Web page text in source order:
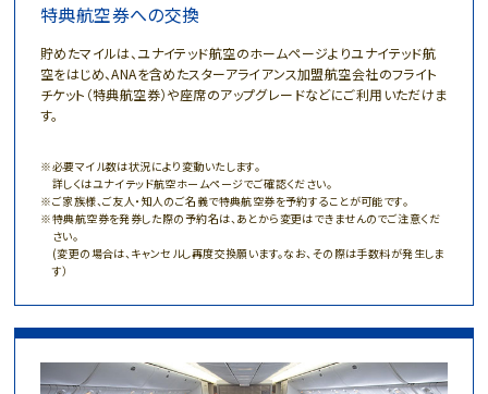
特典航空券への交換
貯めたマイルは、ユナイテッド航空のホームページよりユナイテッド航
空をはじめ、ANAを含めたスターアライアンス加盟航空会社のフライト
チケット（特典航空券）や座席のアップグレードなどにご利用いただけま
す。
必要マイル数は状況により変動いたします。
詳しくはユナイテッド航空ホームページでご確認ください。
ご家族様、ご友人・知人のご名義で特典航空券を予約することが可能です。
特典航空券を発券した際の予約名は、あとから変更はできませんのでご注意くだ
さい。
(変更の場合は、キャンセルし再度交換願います。なお、その際は手数料が発生しま
す）